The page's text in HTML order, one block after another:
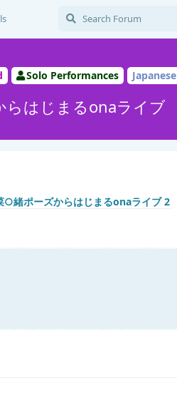
Solo Performances Japanese
はじまるonaライブ